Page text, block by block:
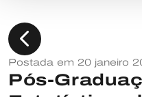
chevron_left
Postada em 20 janeiro
Pós-